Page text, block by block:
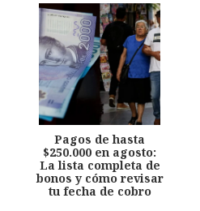
Pagos de hasta
$250.000 en agosto:
La lista completa de
bonos y cómo revisar
tu fecha de cobro